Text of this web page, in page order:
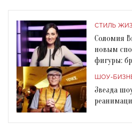
СТИЛЬ
Соломия
новым
фигуры:
ШОУ-
Звезда